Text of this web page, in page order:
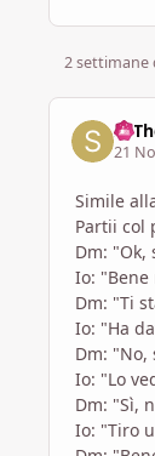
2 settimane
21
Simile
Partii col
Dm:
Io:
Dm: "Ti
Io: "Ha
Dm: "No,
Io: "Lo
Dm: "Sì,
Io: "Tiro